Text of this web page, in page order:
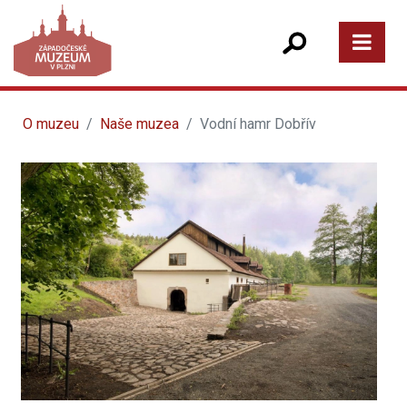
O muzeu Naše muzea Vodní hamr Dobřív